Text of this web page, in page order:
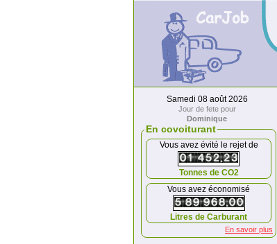
Samedi 08 août 2026
Jour de fete pour
Dominique
En covoiturant
Vous avez évité le rejet de
Tonnes de CO2
Vous avez économisé
Litres de Carburant
En savoir plus